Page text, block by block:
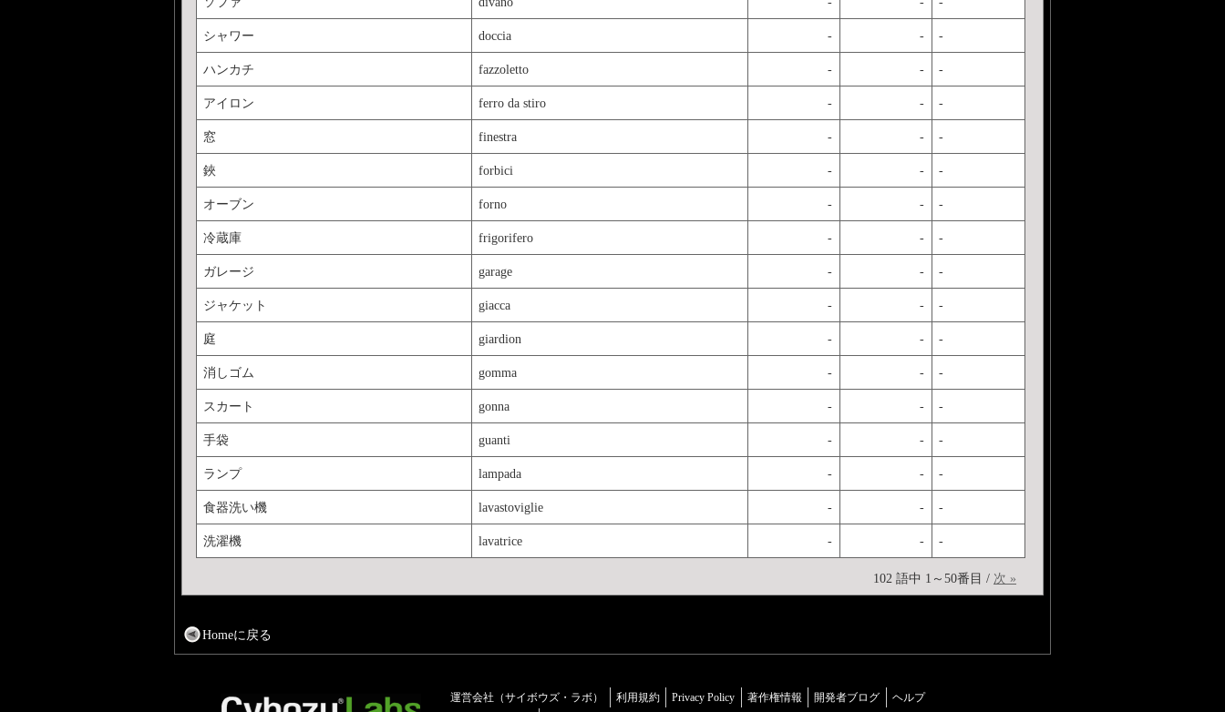
シャワー doccia - - -
ハンカチ fazzoletto - - -
アイロン ferro da stiro - - -
窓 finestra - - -
鋏 forbici - - -
オーブン forno - - -
冷蔵庫 frigorifero - - -
ガレージ garage - - -
ジャケット giacca - - -
庭 giardion - - -
消しゴム gomma - - -
スカート gonna - - -
手袋 guanti - - -
ランプ lampada - - -
食器洗い機 lavastoviglie - - -
洗濯機 lavatrice - - -
102 語中 1～50番目 / 次 »
Homeに戻る
運営会社（サイボウズ・ラボ） 利用規約 Privacy Policy 著作権情報 開発者ブログ ヘルプ